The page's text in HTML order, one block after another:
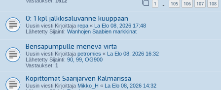
1 105 106 107 108
O: 1 kpl jalkkisaluvanne kuuppaan
Uusin viesti Kirjoittaja repa « La Elo 08, 2026 17:48
Lähetetty Sijainti: Wanhojen Saabien markkinat
Bensapumpulle menevä virta
Uusin viesti Kirjoittaja petromies « La Elo 08, 2026 16:32
Lähetetty Sijainti: 90, 99, OG900
Vastaukset: 1
Kopittomat Saarijärven Kalmarissa
Uusin viesti Kirjoittaja Mikko_H « La Elo 08, 2026 14:32